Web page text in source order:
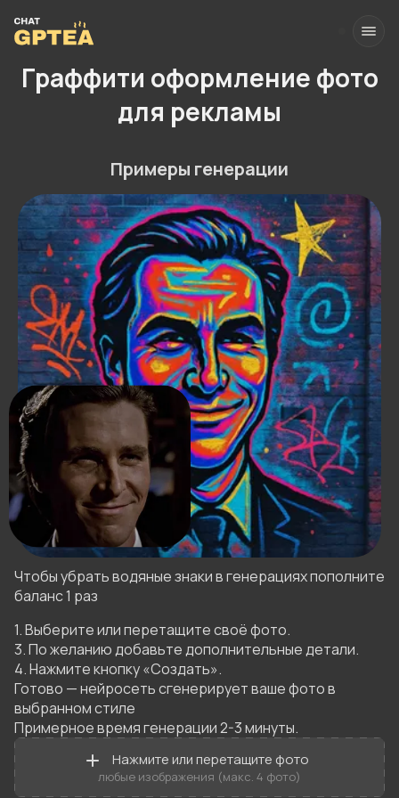
Граффити оформление фото
для рекламы
Нажмите или перетащите фото
любые изображения (макс. 4 фото)
Примеры генерации
Чтобы убрать водяные знаки в генерациях пополните
баланс 1 раз
1. Выберите или перетащите своё фото.
3. По желанию добавьте дополнительные детали.
4. Нажмите кнопку «Создать».
Готово — нейросеть сгенерирует ваше фото в
выбранном стиле
Примерное время генерации 2-3 минуты.